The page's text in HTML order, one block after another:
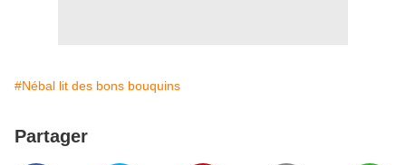
#Nébal lit des bons bouquins
Partager